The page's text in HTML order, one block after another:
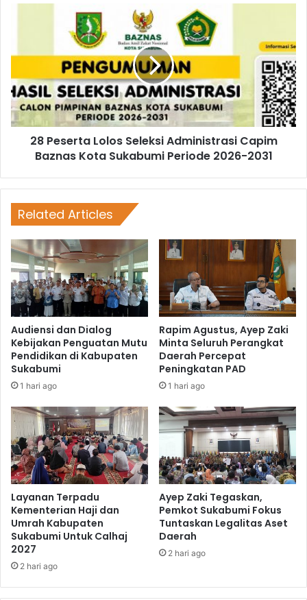
28 Peserta Lolos Seleksi Administrasi Capim
Baznas Kota Sukabumi Periode 2026-2031
Related Articles
Audiensi dan Dialog
Kebijakan Penguatan Mutu
Pendidikan di Kabupaten
Sukabumi
1 hari ago
Rapim Agustus, Ayep Zaki
Minta Seluruh Perangkat
Daerah Percepat
Peningkatan PAD
1 hari ago
Layanan Terpadu
Kementerian Haji dan
Umrah Kabupaten
Sukabumi Untuk Calhaj
2027
2 hari ago
Ayep Zaki Tegaskan,
Pemkot Sukabumi Fokus
Tuntaskan Legalitas Aset
Daerah
2 hari ago